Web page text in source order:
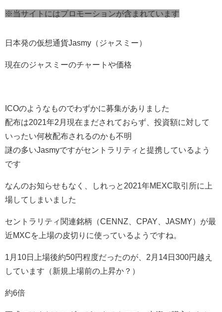
※当サイトにはプロモーションが含まれています
日本発の仮想通貨Jasmy（ジャスミー）
現在のジャスミーのチャートや価格
ICOのようなものでわずかに募集がありました
配布は2021年2月現在まだされておらず、投資額に対して
いったい何枚配布されるのかも不明
謎の多いJasmyですがセントラリティと提携しているよう
です
なんのお知らせもなく、しれっと2021年MEXC取引所に上
場してしまいました
セントラリティ関連銘柄（CENNZ、CPAY、JASMY）が最
近MXCを上場の皮切りに使っているようですね。
1月10日上場後約50円程度だったのが、2月14日300円越え
しています（新規上場前の上昇か？）
約6倍